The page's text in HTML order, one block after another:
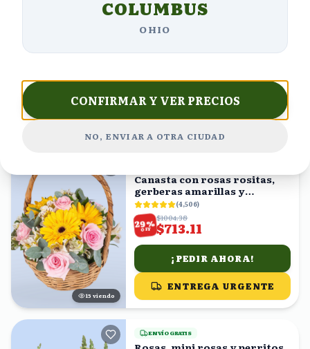
Gerberas, claveles,
margaritas blancas en caja
33%
ENTREGA URGENTE
15 viendo
Canasta con rosas rositas,
gerberas amarillas y
astromelias blancas
(4,506)
29%
OFF
$1004.38
$713.11
¡PEDIR AHORA!
ENTREGA URGENTE
ENVÍO GRATIS
COLUMBUS
OHIO
CONFIRMAR Y VER PRECIOS
NO, ENVIAR A OTRA CIUDAD